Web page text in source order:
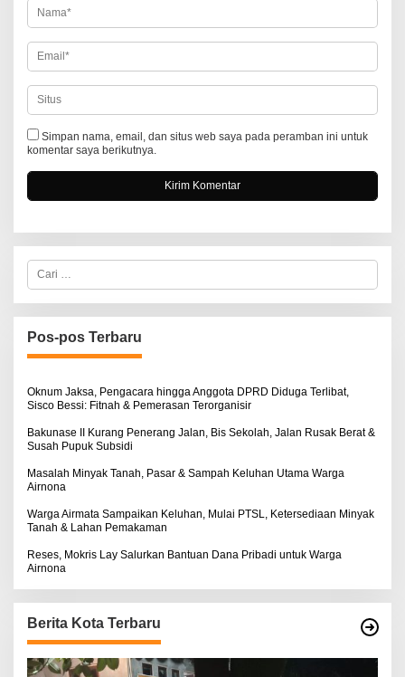
Simpan nama, email, dan situs web saya pada peramban ini untuk
komentar saya berikutnya.
C
r
i
u
n
u
:
Pos-pos Terbaru
Oknum Jaksa, Pengacara hingga Anggota DPRD Diduga Terlibat,
Sisco Bessi: Fitnah & Pemerasan Terorganisir
Bakunase II Kurang Penerang Jalan, Bis Sekolah, Jalan Rusak Berat &
Susah Pupuk Subsidi
Masalah Minyak Tanah, Pasar & Sampah Keluhan Utama Warga
Airnona
Warga Airmata Sampaikan Keluhan, Mulai PTSL, Ketersediaan Minyak
Tanah & Lahan Pemakaman
Reses, Mokris Lay Salurkan Bantuan Dana Pribadi untuk Warga
Airnona
Berita Kota Terbaru